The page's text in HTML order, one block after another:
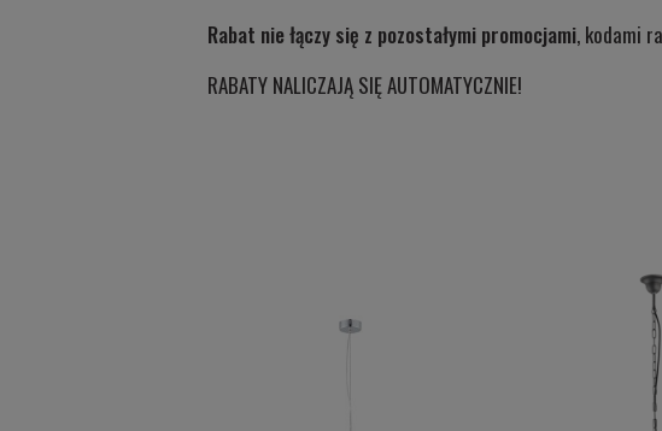
Rabat nie łączy się z pozostałymi promocjami, kodami
RABATY NALICZAJĄ SIĘ AUTOMATYCZNIE!